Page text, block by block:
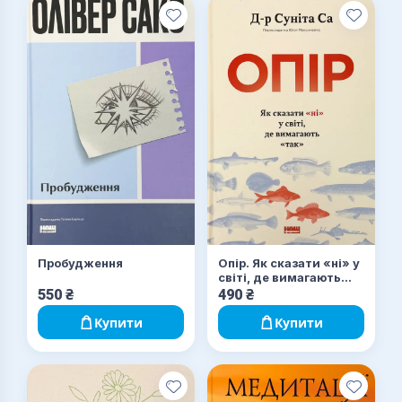
Пробудження
550 ₴
Купити
Опір. Як сказати «ні» у
світі, де вимагають
«так»
490 ₴
Купити